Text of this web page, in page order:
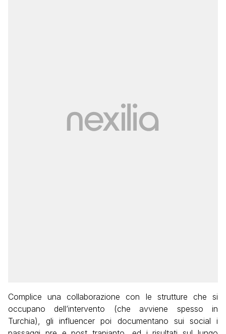
Complice una collaborazione con le strutture che si
occupano dell’intervento (che avviene spesso in
Turchia), gli influencer poi documentano sui social i